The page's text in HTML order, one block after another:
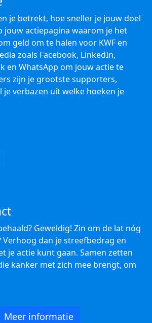
je betrekt, hoe sneller je jouw doel
jouw actiepagina waarom je het
geld om te halen voor KWF en
zoals Facebook, LinkedIn,
en WhatsApp om jouw actie te
zijn je grootste supporters,
je verbazen uit welke hoeken je
Geweldig! Zin om de lat nóg
Verhoog dan je streefbedrag en
je actie kunt gaan. Samen zetten
kanker met zich mee brengt, om
Meer informatie